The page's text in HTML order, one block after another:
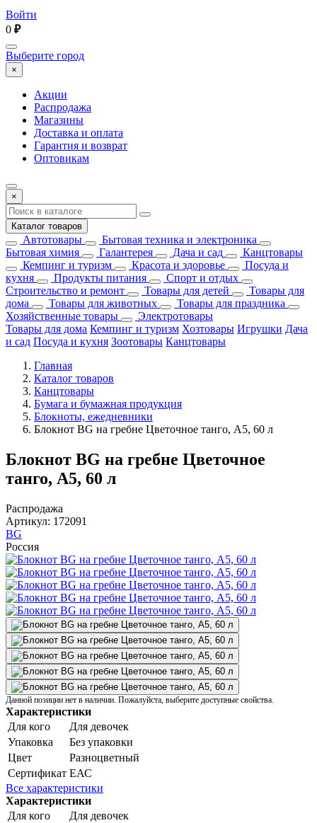
Войти
0 ₽
Выберите город
×
Акции
Распродажа
Магазины
Доставка и оплата
Гарантия и возврат
Оптовикам
×
Каталог товаров
Автотовары
Бытовая техника и электроника
Бытовая химия
Галантерея Дача и сад
Канцтовары
Кемпинг и туризм
Красота и здоровье
Посуда и
кухня
Продукты питания
Спорт и отдых
Строительство и ремонт
Товары для детей
Товары для
дома
Товары для животных
Товары для праздника
Хозяйственные товары
Электротовары
Товары для дома Кемпинг и туризм Хозтовары Игрушки Дача
и сад Посуда и кухня Зоотовары Канцтовары
Главная
Каталог товаров
Канцтовары
Бумага и бумажная продукция
Блокноты, ежедневники
Блокнот BG на гребне Цветочное танго, А5, 60 л
Блокнот BG на гребне Цветочное
танго, А5, 60 л
Распродажа
Артикул: 172091
BG
Россия
Данной позиции нет в наличии. Пожалуйста, выберите доступные свойства.
Характеристики
Для кого
Для девочек
Упаковка
Без упаковки
Цвет
Разноцветный
Сертификат ЕАС
Все характеристики
Характеристики
Для кого
Для девочек